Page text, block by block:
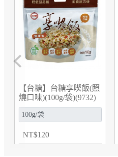
【台糖】台糖享喫飯(照
燒口味)(100g/袋)(9732)
NT$120
Previous